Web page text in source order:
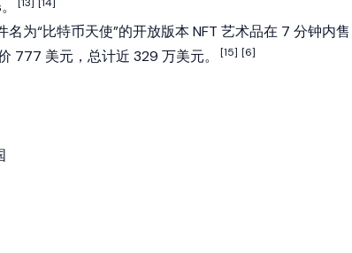
[13] [14]
为“比特币天使”的开放版本 NFT 艺术品在 7 分钟内售
777 美元，总计近 329 万美元。
[15] [6]